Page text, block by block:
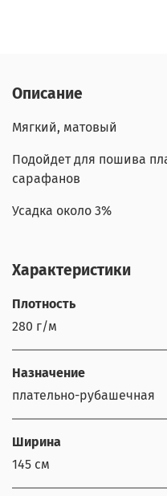
Описание
Мягкий, матовый
Подойдет для пошива
сарафанов
Усадка около 3%
Характеристики
Плотность
280 г/м
Назначение
плательно-рубашечная
Ширина
145 см